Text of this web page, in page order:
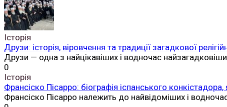
Історія
Друзи: історія, віровчення та традиції загадкової
Друзи — одна з найцікавіших і водночас
0
Історія
Франсіско Пісарро: біографія іспанського
Франсіско Пісарро належить до найвідоміших і